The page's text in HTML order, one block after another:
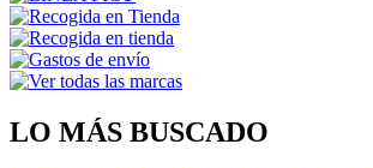
LO MÁS BUSCADO